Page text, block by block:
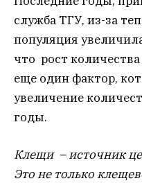
служба ТГУ, из-за
популяция
что рост
еще один фактор,
увеличение
годы.
Клещи – источник
Это не только